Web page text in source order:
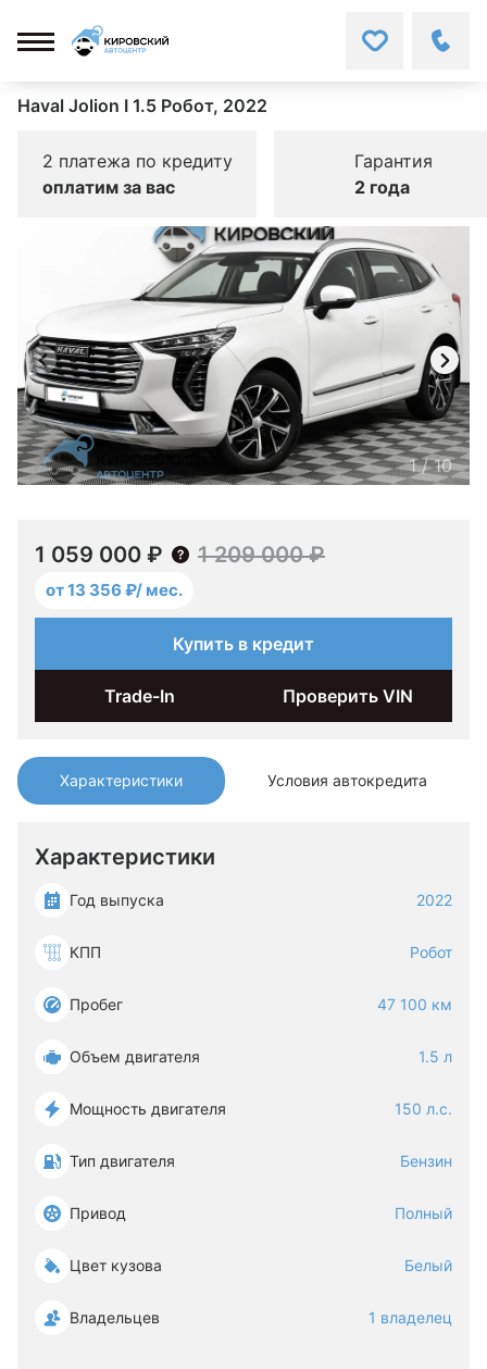
Haval Jolion I 1.5 Робот, 2022
2 платежа по кредиту
оплатим за вас
Гарантия
2 года
Характеристики Условия автокредита
Характеристики
Год выпуска 2022
КПП Робот
Пробег 47 100 км
Объем двигателя 1.5 л
Мощность двигателя 150 л.с.
Тип двигателя Бензин
Привод Полный
Цвет кузова Белый
Владельцев 1 владелец
1/10
1 059 000 ₽ 1 209 000 ₽
от 13 356 ₽/ мес.
Купить в кредит
Trade-In Проверить VIN